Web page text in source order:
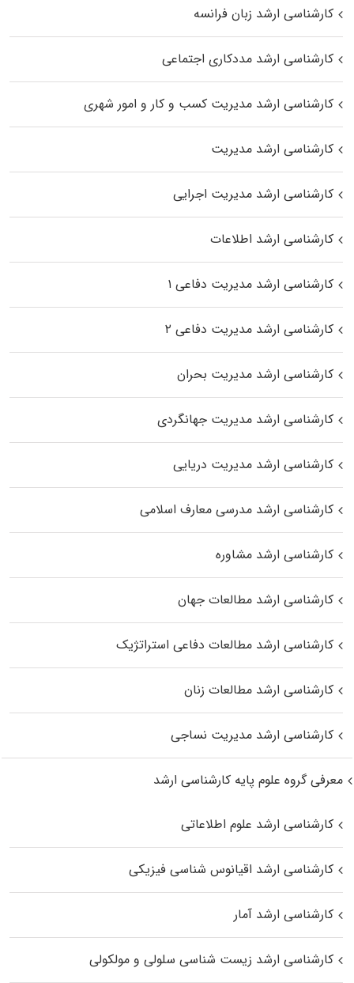
کارشناسی ارشد زبان فرانسه
کارشناسی ارشد مددکاری اجتماعی
کارشناسی ارشد مدیریت کسب و کار و امور شهری
کارشناسی ارشد مدیریت
کارشناسی ارشد مدیریت اجرایی
کارشناسی ارشد اطلاعات
کارشناسی ارشد مدیریت دفاعی ۱
کارشناسی ارشد مدیریت دفاعی ۲
کارشناسی ارشد مدیریت بحران
کارشناسی ارشد مدیریت جهانگردی
کارشناسی ارشد مدیریت دریایی
کارشناسی ارشد مدرسی معارف اسلامی
کارشناسی ارشد مشاوره
کارشناسی ارشد مطالعات جهان
کارشناسی ارشد مطالعات دفاعی استراتژیک
کارشناسی ارشد مطالعات زنان
کارشناسی ارشد مدیریت نساجی
معرفی گروه علوم پایه کارشناسی ارشد
کارشناسی ارشد علوم اطلاعاتی
کارشناسی ارشد اقیانوس‌ شناسی فیزیکی
کارشناسی ارشد آمار
کارشناسی ارشد زیست شناسی سلولی و مولکولی